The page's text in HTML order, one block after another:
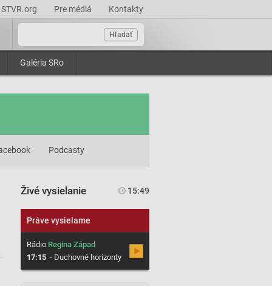
STVR.org Pre médiá Kontakty
Hľadať
Galéria SRo
Podcasty
Živé vysielanie 15:49
Práve vysielame
RádioRegina Západ
17:15 - Duchovné horizonty